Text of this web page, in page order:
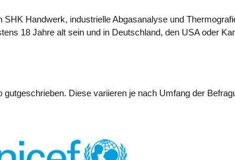
Handwerk, industrielle Abgasanalyse und
18 Jahre alt sein und in Deutschland, den USA oder
Diese variieren je nach Umfang der